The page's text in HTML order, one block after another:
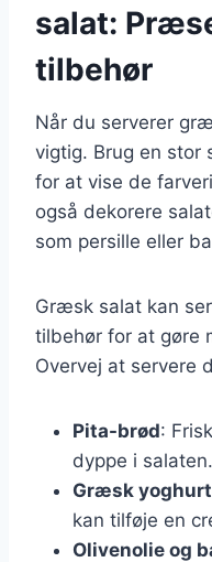
salat:
tilbehør
Når du serverer
vigtig. Brug en stor
for at vise de
også dekorere
som persille eller
Græsk salat kan
tilbehør for at gøre
Overvej at servere
Pita-brød:
dyppe i salaten.
Græsk yoghurt
kan tilføje en
Olivenolie og